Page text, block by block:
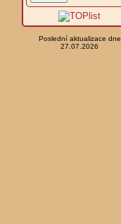
Poslední aktualizace dne
27.07.2026